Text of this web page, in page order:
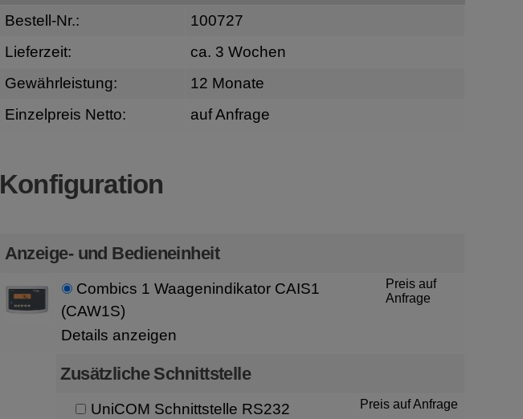
Bestell-Nr.:
100727
Lieferzeit:
ca. 3 Wochen
Gewährleistung:
12 Monate
Einzelpreis Netto:
auf Anfrage
Konfiguration
Anzeige- und Bedieneinheit
Combics 1 Waagenindikator CAIS1
(CAW1S)
Details anzeigen
Preis auf
Anfrage
Zusätzliche Schnittstelle
UniCOM Schnittstelle RS232
Preis auf Anfrage